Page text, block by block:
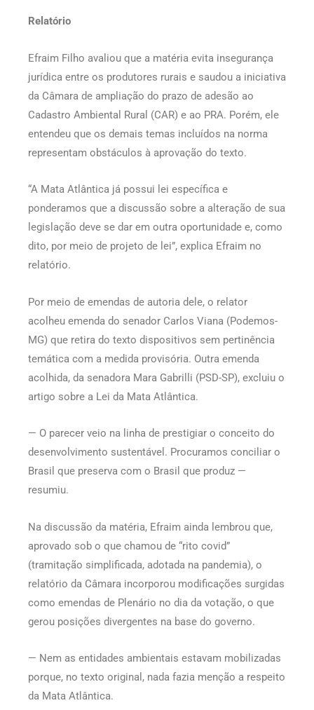
Relatório
Efraim Filho avaliou que a matéria evita insegurança
jurídica entre os produtores rurais e saudou a iniciativa
da Câmara de ampliação do prazo de adesão ao
Cadastro Ambiental Rural (CAR) e ao PRA. Porém, ele
entendeu que os demais temas incluídos na norma
representam obstáculos à aprovação do texto.
“A Mata Atlântica já possui lei específica e
ponderamos que a discussão sobre a alteração de sua
legislação deve se dar em outra oportunidade e, como
dito, por meio de projeto de lei”, explica Efraim no
relatório.
Por meio de emendas de autoria dele, o relator
acolheu emenda do senador Carlos Viana (Podemos-
MG) que retira do texto dispositivos sem pertinência
temática com a medida provisória. Outra emenda
acolhida, da senadora Mara Gabrilli (PSD-SP), excluiu o
artigo sobre a Lei da Mata Atlântica.
— O parecer veio na linha de prestigiar o conceito do
desenvolvimento sustentável. Procuramos conciliar o
Brasil que preserva com o Brasil que produz —
resumiu.
Na discussão da matéria, Efraim ainda lembrou que,
aprovado sob o que chamou de “rito covid”
(tramitação simplificada, adotada na pandemia), o
relatório da Câmara incorporou modificações surgidas
como emendas de Plenário no dia da votação, o que
gerou posições divergentes na base do governo.
— Nem as entidades ambientais estavam mobilizadas
porque, no texto original, nada fazia menção a respeito
da Mata Atlântica.